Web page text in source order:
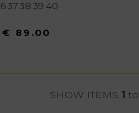
36 37 38 39 40
€ 89.00
SHOW ITEMS 1 to